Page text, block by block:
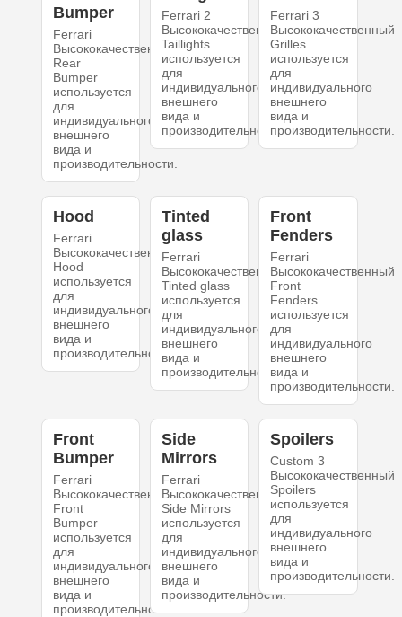
Bumper
Ferrari
Высококачественный
Rear
Bumper
используется
для
индивидуального
внешнего
вида и
производительности.
Ferrari 2
Высококачественный
Taillights
используется
для
индивидуального
внешнего
вида и
производительности.
Ferrari 3
Высококачественный
Grilles
используется
для
индивидуального
внешнего
вида и
производительности.
Hood
Ferrari
Высококачественный
Hood
используется
для
индивидуального
внешнего
вида и
производительности.
Tinted
glass
Ferrari
Высококачественный
Tinted glass
используется
для
индивидуального
внешнего
вида и
производительности.
Front
Fenders
Ferrari
Высококачественный
Front
Fenders
используется
для
индивидуального
внешнего
вида и
производительности.
Front
Bumper
Ferrari
Высококачественный
Front
Bumper
используется
для
индивидуального
внешнего
вида и
производительности.
Side
Mirrors
Ferrari
Высококачественный
Side Mirrors
используется
для
индивидуального
внешнего
вида и
производительности.
Spoilers
Custom 3
Высококачественный
Spoilers
используется
для
индивидуального
внешнего
вида и
производительности.